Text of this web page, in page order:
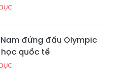
đứng đầu Olympic
học quốc tế